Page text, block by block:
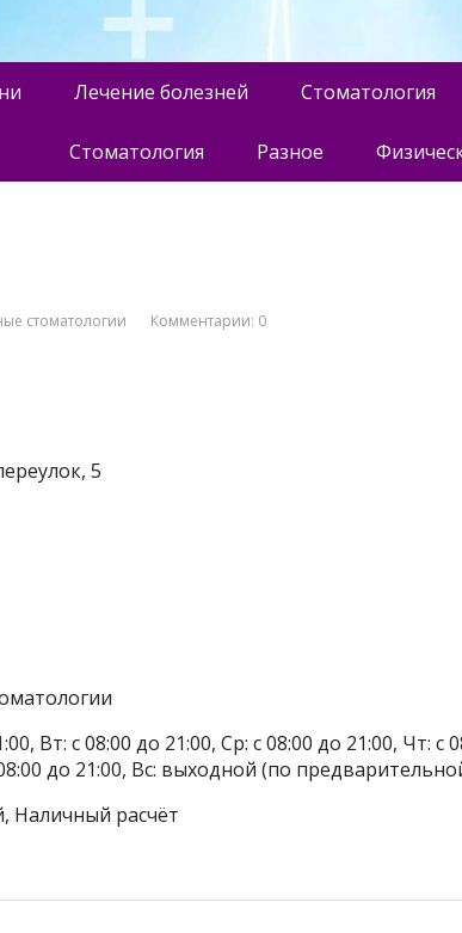
Лечение болезней Стоматология
Стоматология Разное
стоматологии Комментарии: 0
5
Вт: с 08:00 до 21:00, Ср: с 08:00 до 21:00, Чт: с
до 21:00, Вс: выходной (по
Наличный расчёт